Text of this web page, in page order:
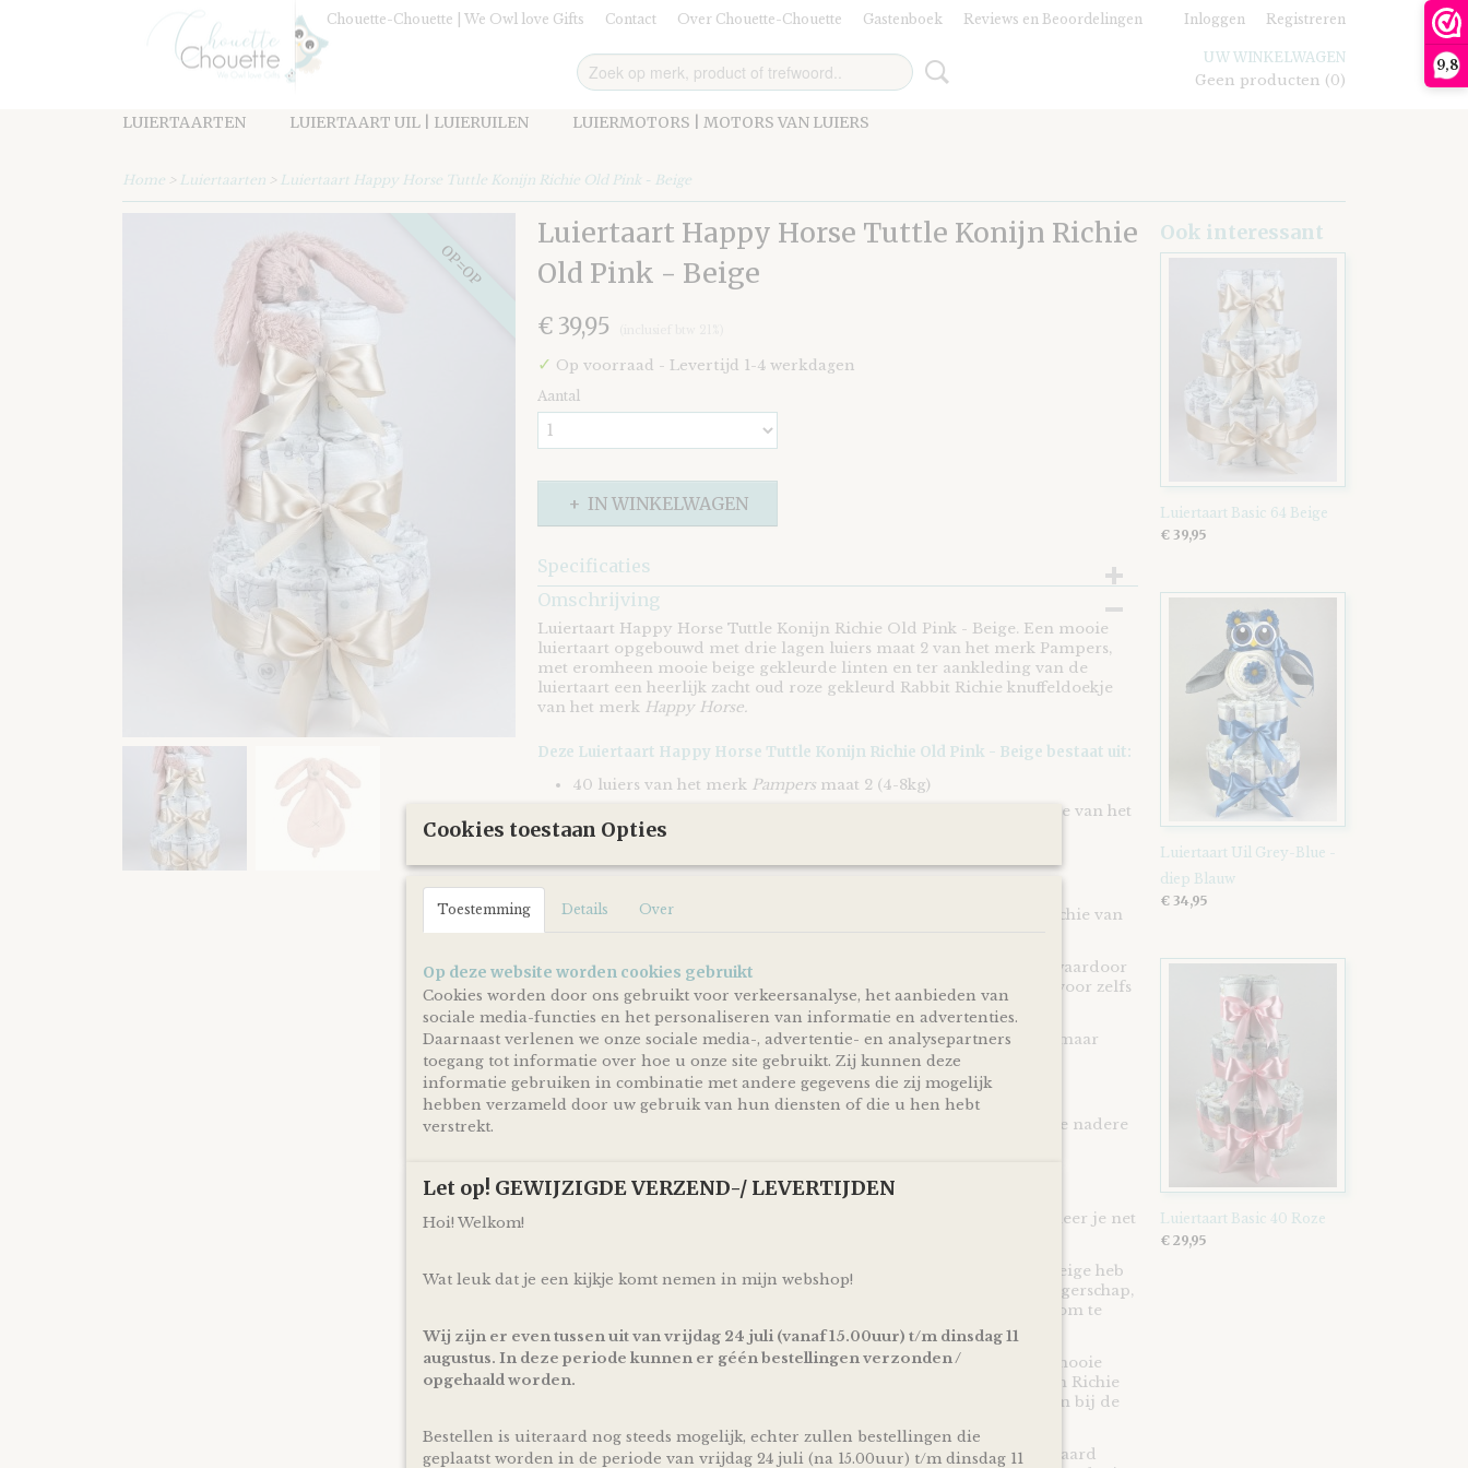
9,8
Chouette-Chouette | We Owl love Gifts Contact Over Chouette-Chouette Gastenboek Reviews en Beoordelingen Inloggen Registreren
UW WINKELWAGEN
Geen producten (0)
LUIERTAARTEN LUIERTAART UIL | LUIERUILEN LUIERMOTORS | MOTORS VAN LUIERS
Home > Luiertaarten > Luiertaart Happy Horse Tuttle Konijn Richie Old Pink - Beige
OP=OP
Luiertaart Happy Horse Tuttle Konijn Richie
Old Pink - Beige
€ 39,95
✓ Op voorraad - Levertijd 1-4 werkdagen
Aantal
IN WINKELWAGEN
Specificaties
EAN code
Omschrijving
Luiertaart Happy Horse Tuttle Konijn Richie Old Pink - Beige. Een mooie
luiertaart opgebouwd met drie lagen luiers maat 2 van het merk Pampers,
met eromheen mooie beige gekleurde linten en ter aankleding van de
luiertaart een heerlijk zacht oud roze gekleurd Rabbit Richie knuffeldoekje
van het merk Happy Horse.
Deze Luiertaart Happy Horse Tuttle Konijn Richie Old Pink - Beige bestaat uit:
40 luiers van het merk Pampers maat 2 (4-8kg)
Een oud roze gekleurd tuttledoekje | knuffeldoekje Rabbit Richie van het
merk"Happy Horse"
Happy Horse Tuttle Rabbit Richie, 25 cm.
Dit mooie en super zachte knuffeldoekje van het bekende konijn Richie van
het merk
Een heerlijk knuffelvriendje gemaakt van hoogwaardig materiaal waardoor
het super zacht en comfortabel aanvoelt en daardoor al geschikt is voor zelfs
de allerkleinsten!
Dit prachtige knuffeldoekje | tutteldoekje is niet alleen super zacht, maar
houdt ook nog eens makkelijk vast aan zijn oren of armen!
Kan gewassen worden in de wasmachine op maximaal 30° fijnwas
Raadpleeg voor gebruik en het wassen altijd eerst het waslabel en de nadere
We Owl love Gifts!
Luiers zijn altijd van harte welkom met een baby op komst of wanneer je net
Met deze Luiertaart Happy Horse Tuttle Konijn Richie Old Pink - Beige heb
je een super mooi en vooral bruikbaar kraamcadeau voor een zwangerschap,
babyshower of geboorte! Ontzettend handig om te krijgen en leuk om te
geven!
Door de mooie combinatie van een heerlijk zacht tuttle doekje en mooie
beige gekleurde linten is deze Luiertaart Happy Horse Tuttle Konijn Richie
Old Pink - Beige volgens traditie ideaal geschikt om cadeau te geven bij de
De luiertaart wordt op een kartonnen onderplaat geplaatst en uiteraard
Ook interessant
Luiertaart Basic 64 Beige
€ 39,95
Luiertaart Uil Grey-Blue -
diep Blauw
€ 34,95
Luiertaart Basic 40 Roze
€ 29,95
Cookies toestaan Opties
Toestemming Details Over
Op deze website worden cookies gebruikt
Cookies worden door ons gebruikt voor verkeersanalyse, het aanbieden van
sociale media-functies en het personaliseren van informatie en advertenties.
Daarnaast verlenen we onze sociale media-, advertentie- en analysepartners
toegang tot informatie over hoe u onze site gebruikt. Zij kunnen deze
informatie gebruiken in combinatie met andere gegevens die zij mogelijk
hebben verzameld door uw gebruik van hun diensten of die u hen hebt
verstrekt.
Let op! GEWIJZIGDE VERZEND-/ LEVERTIJDEN
Hoi! Welkom!
Wat leuk dat je een kijkje komt nemen in mijn webshop!
Wij zijn er even tussen uit van vrijdag 24 juli (vanaf 15.00uur) t/m dinsdag 11
augustus. In deze periode kunnen er géén bestellingen verzonden /
opgehaald worden.
Bestellen is uiteraard nog steeds mogelijk, echter zullen bestellingen die
geplaatst worden in de periode van vrijdag 24 juli (na 15.00uur) t/m dinsdag 11